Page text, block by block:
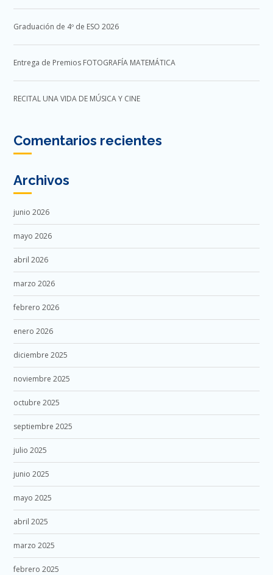
Graduación de 4º de ESO 2026
Entrega de Premios FOTOGRAFÍA MATEMÁTICA
RECITAL UNA VIDA DE MÚSICA Y CINE
Comentarios recientes
Archivos
junio 2026
mayo 2026
abril 2026
marzo 2026
febrero 2026
enero 2026
diciembre 2025
noviembre 2025
octubre 2025
septiembre 2025
julio 2025
junio 2025
mayo 2025
abril 2025
marzo 2025
febrero 2025